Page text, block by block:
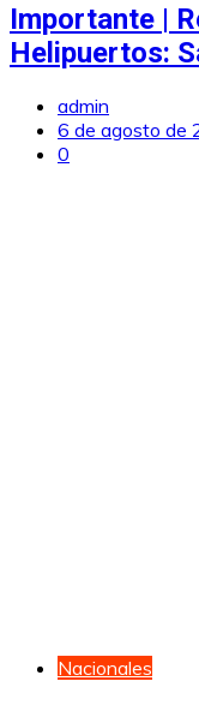
Importante |
Helipuertos:
admin
6 de agosto de
0
Nacionales